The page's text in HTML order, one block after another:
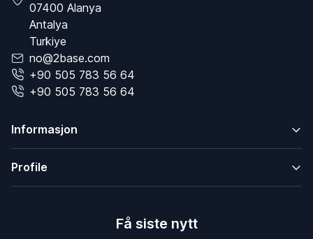
07400 Alanya
Antalya
Turkiye
no@2base.com
+90 505 783 56 64
+90 505 783 56 64
Informasjon
Profile
Få siste nytt